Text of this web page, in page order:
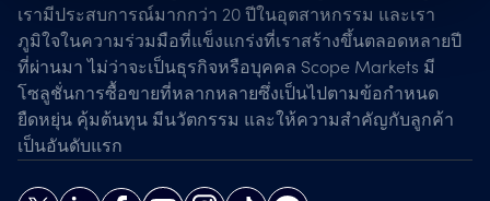
เรามีประสบการณ์มากกว่า 20 ปีในอุตสาหกรรม และเรา
ภูมิใจในความร่วมมือที่แข็งแกร่งที่เราสร้างขึ้นตลอดหลายปี
ที่ผ่านมา ไม่ว่าจะเป็นธุรกิจหรือบุคคล Scope Markets มี
โซลูชั่นการซื้อขายที่หลากหลายซึ่งเป็นไปตามข้อกำหนด
ยืดหยุ่น คุ้มต้นทุน มีนวัตกรรม และให้ความสำคัญกับลูกค้า
เป็นอันดับแรก